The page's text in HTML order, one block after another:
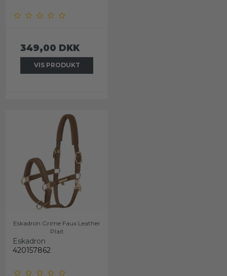
349,00 DKK
VIS PRODUKT
Eskadron Grime Faux Leather
Plait
Eskadron
420157862